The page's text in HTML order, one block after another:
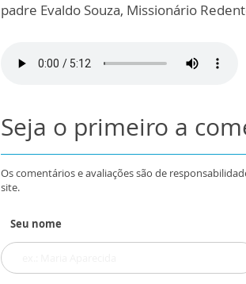
padre Evaldo Souza, Missionário
Seja o primeiro a
Os comentários e avaliações são de
site.
Seu nome